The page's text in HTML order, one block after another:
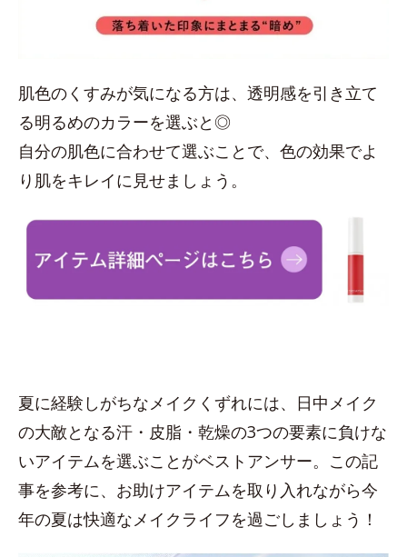
肌色のくすみが気になる方は、透明感を引き立て
る明るめのカラーを選ぶと◎
自分の肌色に合わせて選ぶことで、色の効果でよ
り肌をキレイに見せましょう。
夏に経験しがちなメイクくずれには、日中メイク
の大敵となる汗・皮脂・乾燥の3つの要素に負けな
いアイテムを選ぶことがベストアンサー。この記
事を参考に、お助けアイテムを取り入れながら今
年の夏は快適なメイクライフを過ごしましょう！